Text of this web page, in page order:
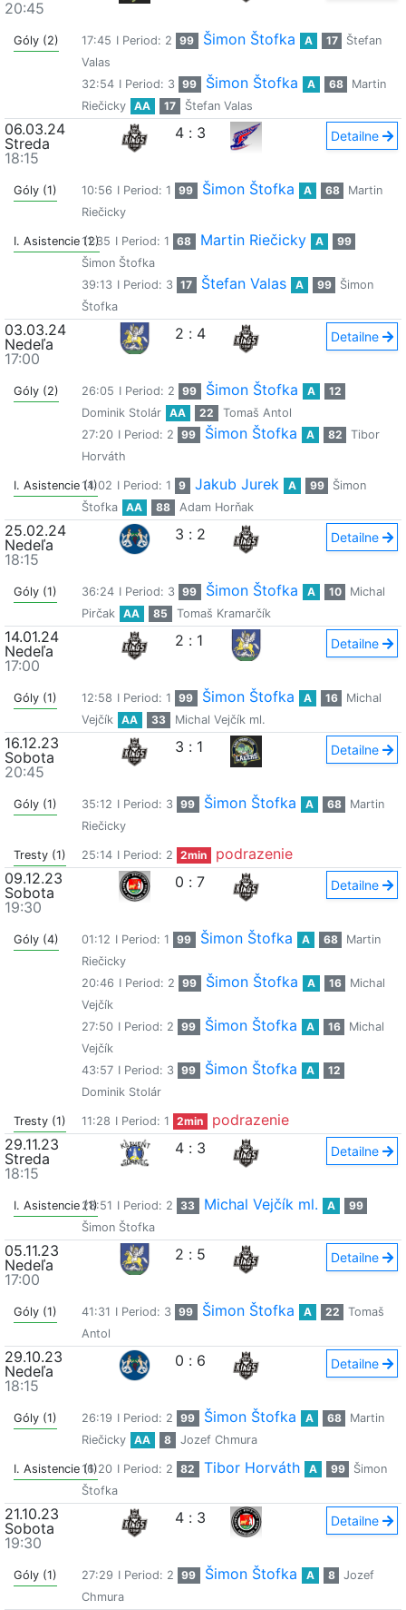
20:45
Góly (2) 17:45 I Period: 2 99 Šimon Štofka A 17
Štefan
Valas
32:54 I Period: 3 99 Šimon Štofka A 68
Martin
Riečicky
AA 17 Štefan Valas
06.03.24
Streda
18:15
4 : 3 Detailne
Góly (1) 10:56 I Period: 1 99 Šimon Štofka A 68
Martin
Riečicky
I. Asistencie (2)
11:35 I Period: 1 68 Martin Riečicky A
99
Šimon Štofka
39:13 I Period: 3 17 Štefan Valas A 99
Šimon
Štofka
03.03.24
Nedeľa
17:00
2 : 4 Detailne
Góly (2) 26:05 I Period: 2 99 Šimon Štofka A
12
Dominik Stolár
AA 22
Tomaš Antol
27:20 I Period: 2 99 Šimon Štofka A 82
Tibor
Horváth
I. Asistencie (1)14:02 I Period: 1 9 Jakub Jurek A 99
Šimon
Štofka
AA 88 Adam Horňak
25.02.24
Nedeľa
18:15
3 : 2 Detailne
Góly (1) 36:24 I Period: 3 99 Šimon Štofka A 10
Michal
Pirčak
AA 85 Tomaš Kramarčík
14.01.24
Nedeľa
17:00
2 : 1 Detailne
Góly (1) 12:58 I Period: 1 99 Šimon Štofka A 16
Michal
Vejčík
AA 33 Michal Vejčík ml.
16.12.23
Sobota
20:45
3 : 1 Detailne
Góly (1) 35:12 I Period: 3 99 Šimon Štofka A 68
Martin
Riečicky
Tresty (1) 25:14 I Period: 2 2min
podrazenie
09.12.23
Sobota
19:30
0 : 7 Detailne
Góly (4) 01:12 I Period: 1 99 Šimon Štofka A 68
Martin
Riečicky
20:46 I Period: 2 99 Šimon Štofka A 16
Michal
Vejčík
27:50 I Period: 2 99 Šimon Štofka A 16
Michal
Vejčík
43:57 I Period: 3 99 Šimon Štofka A
12
Dominik Stolár
Tresty (1) 11:28 I Period: 1 2min
podrazenie
29.11.23
Streda
18:15
4 : 3 Detailne
I. Asistencie (1)28:51 I Period: 2 33 Michal Vejčík ml. A
99
Šimon Štofka
05.11.23
Nedeľa
17:00
2 : 5 Detailne
Góly (1) 41:31 I Period: 3 99 Šimon Štofka A 22
Tomaš
Antol
29.10.23
Nedeľa
18:15
0 : 6 Detailne
Góly (1) 26:19 I Period: 2 99 Šimon Štofka A 68
Martin
Riečicky
AA 8 Jozef Chmura
I. Asistencie (1)16:20 I Period: 2 82 Tibor Horváth A 99
Šimon
Štofka
21.10.23
Sobota
19:30
4 : 3 Detailne
Góly (1) 27:29 I Period: 2 99 Šimon Štofka A 8
Jozef
Chmura